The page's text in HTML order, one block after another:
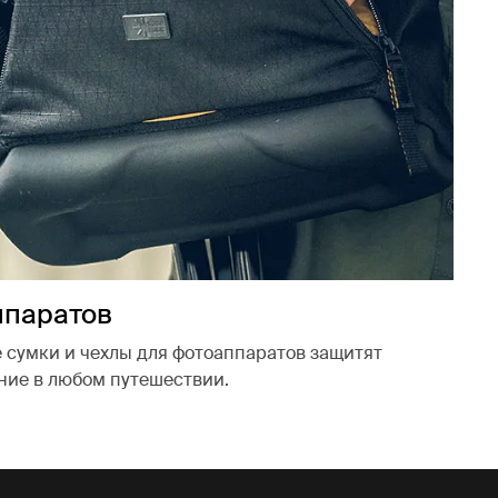
и чехлы для фотоаппаратов защитят
в любом путешествии.